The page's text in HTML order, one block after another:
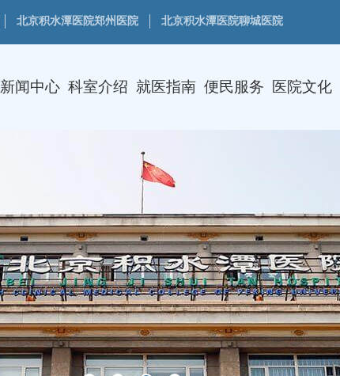
北京积水潭医院郑州医院 北京积水潭医院聊城医院
新闻中心 科室介绍 就医指南 便民服务 医院文化